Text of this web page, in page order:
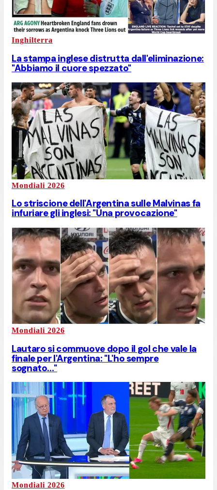
Inghilterra
La stampa inglese distrutta dall'eliminazione:
"Abbiamo il cuore spezzato"
Mondiali 2026
Lo striscione dell'Argentina sulle Malvinas fa
infuriare gli inglesi: "Una provocazione"
Mondiali 2026
Lautaro si commuove dopo il gol che vale la
finale per l'Argentina: "L'ho sempre
sognato..."
Mondiali 2026